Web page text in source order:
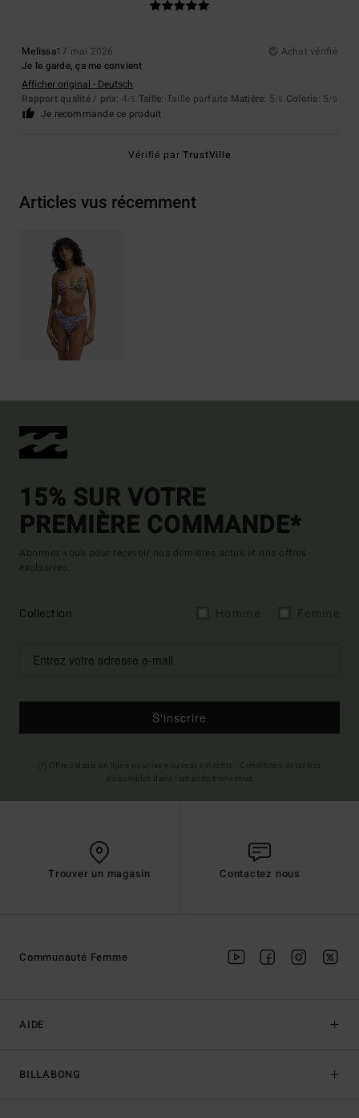
Melissa17 mai 2026
Achat vérifié
Je le garde, ça me convient
Afficher original - Deutsch
Rapport qualité / prix: 4/5 Taille: Taille parfaite Matière: 5/5 Coloris: 5/5
Je recommande ce produit
Vérifié parTrustVille
Articles vus récemment
15% SUR VOTRE
PREMIÈRE COMMANDE*
Abonnez-vous pour recevoir nos dernières actus et nos offres
exclusives.
Collection
S'inscrire
Trouver un magasin Contactez nous
AIDE
BILLABONG
Communauté Femme